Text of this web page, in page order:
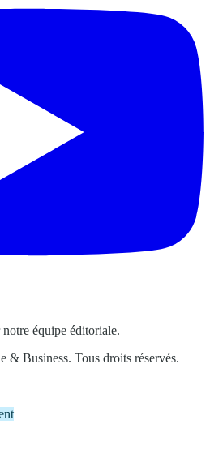
équipe éditoriale.
Business. Tous droits réservés.